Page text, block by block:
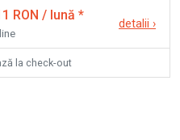
RON / lună *
detalii ›
la check-out